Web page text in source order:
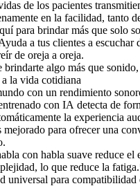
de los pacientes
en la facilidad, tanto
para brindar más que solo
a tus clientes a escuchar
de oreja a oreja.
brindarte algo más que
la vida cotidiana
con un rendimiento
con IA detecta de
la experiencia
para ofrecer una
con habla suave reduce el
lo que reduce la
universal para